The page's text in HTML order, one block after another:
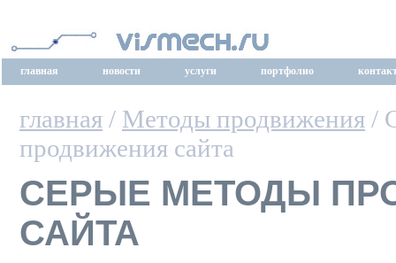
главная новости услуги портфолио
главная / Методы продвижения /
продвижения сайта
СЕРЫЕ МЕТОДЫ
САЙТА